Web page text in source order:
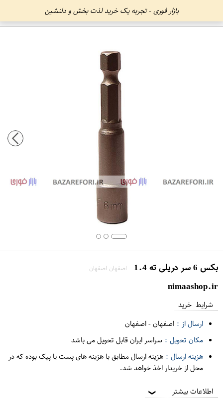
بازار فوری - تجربه یک خرید لذت بخش و دلنشین
بکس 6 سر دریلی ته 1.4 اصفهان اصفهان
nimaashop.ir
شرایط خرید
ارسال از : اصفهان-اصفهان
مکان تحویل : سراسر ایران قابل تحویل می باشد
هزینه ارسال : هزینه ارسال مطابق با هزینه های پست یا پیک بوده که در
محل از خریدار اخذ خواهد شد.
اطلاعات بیشتر ❯